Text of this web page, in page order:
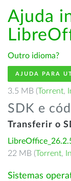
Ajuda
Outro idioma?
AJUDA PARA
3.5 MB (Torrent,
SDK e
Transferir o
22 MB (Torrent,
Sistemas